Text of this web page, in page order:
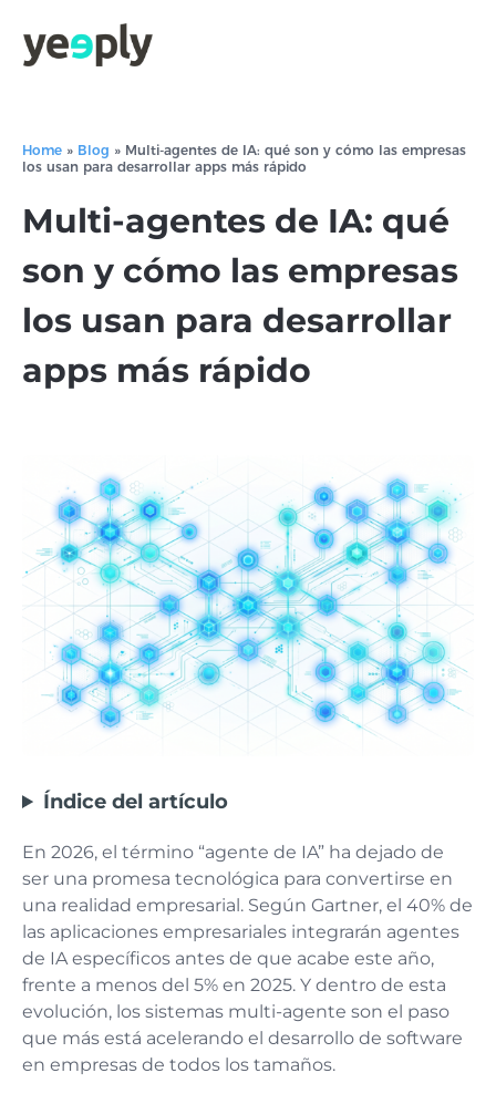
Home » Blog » Multi-agentes de IA: qué son y cómo las empresas
los usan para desarrollar apps más rápido
Multi-agentes de IA: qué
son y cómo las empresas
los usan para desarrollar
apps más rápido
Índice del artículo
En 2026, el término “agente de IA” ha dejado de
ser una promesa tecnológica para convertirse en
una realidad empresarial. Según Gartner, el 40% de
las aplicaciones empresariales integrarán agentes
de IA específicos antes de que acabe este año,
frente a menos del 5% en 2025. Y dentro de esta
evolución, los sistemas multi-agente son el paso
que más está acelerando el desarrollo de software
en empresas de todos los tamaños.